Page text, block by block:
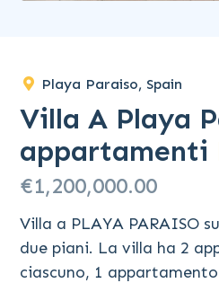
Playa Paraiso, Spain
Villa A Playa
appartamenti
€1,200,000.00
Villa a PLAYA PARAISO
due piani. La villa ha 2
ciascuno, 1